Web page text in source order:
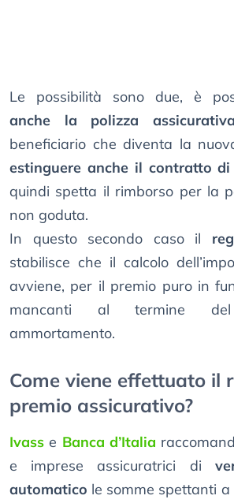
Le possibilità sono due, è
anche la polizza assicurativa
beneficiario che diventa la
estinguere anche il contratto di
quindi spetta il rimborso per la
non goduta.
In questo secondo caso il
stabilisce che il calcolo
avviene, per il premio puro in
mancanti al termine
ammortamento.
Come viene effettuato il
premio assicurativo?
Ivass e Banca d’Italia
e imprese assicuratrici di
automatico le somme spettanti